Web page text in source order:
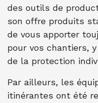
des outils de
son offre produits
de vous apporter
pour vos chantiers,
de la protection
Par ailleurs, les
itinérantes ont été